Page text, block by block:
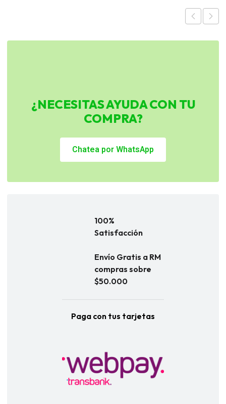
¿NECESITAS AYUDA CON TU
COMPRA?
Chatea por WhatsApp
100%
Satisfacción
Envío Gratis a RM
compras sobre
$50.000
Paga con tus tarjetas